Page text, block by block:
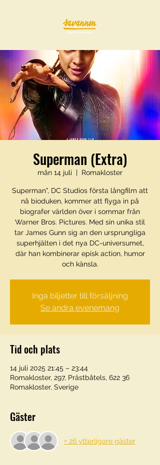
Superman (Extra)
mån 14 juli
  |
Romakloster
Superman", DC Studios första långfilm att
nå bioduken, kommer att flyga in på
biografer världen över i sommar från
Warner Bros. Pictures. Med sin unika stil
tar James Gunn sig an den ursprungliga
superhjälten i det nya DC-universumet,
där han kombinerar episk action, humor
och känsla.
Inga biljetter till försäljning
Se andra evenemang
Tid och plats
14 juli 2025 21:45 – 23:44
Romakloster, 297, Prästbåtels, 622 36
Romakloster, Sverige
Gäster
+ 26 ytterligare gäster